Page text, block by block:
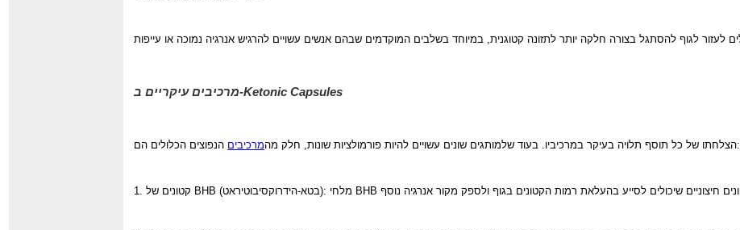
מרכיבים עיקריים ב-Ketonic Capsules
הצלחתו של כל תוסף תלויה בעיקר במרכיביו. בעוד שלמותגים שונים עשויים להיות פורמולציות שונות, חלק מהמרכיבים הנפוצים הכלולים הם: